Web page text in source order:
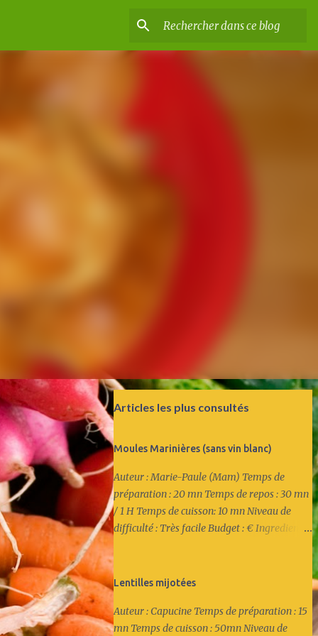
Articles les plus consultés
Moules Marinières (sans vin blanc)
Auteur : Marie-Paule (Mam) Temps de
préparation : 20 mn Temps de repos : 30 mn
/ 1 H Temps de cuisson: 10 mn Niveau de
difficulté : Très facile Budget : € Ingredients :
laurier * 10 tours du poivre du moulin
et couper finement l'ail. 2/ Mettre les
échalottes et l'ail dans un petit bol et
Lentilles mijotées
Auteur : Capucine Temps de préparation : 15
mn Temps de cuisson : 50mn Niveau de